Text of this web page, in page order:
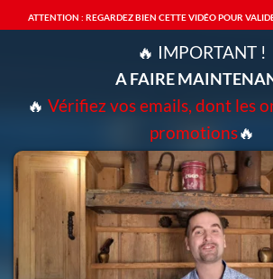
ATTENTION : REGARDEZ BIEN CETTE VIDÉO POUR
🔥 IMPORTANT !
A FAIRE
🔥 Vérifiez vos emails, dont les
promotions🔥